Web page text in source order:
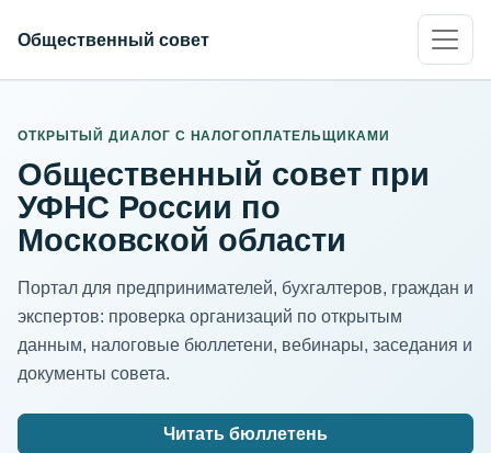
Общественный совет
ОТКРЫТЫЙ ДИАЛОГ С НАЛОГОПЛАТЕЛЬЩИКАМИ
Общественный совет при
УФНС России по
Московской области
Портал для предпринимателей, бухгалтеров, граждан и
экспертов: проверка организаций по открытым
данным, налоговые бюллетени, вебинары, заседания и
документы совета.
Читать бюллетень
ИНН организации
Адрес для нормализации